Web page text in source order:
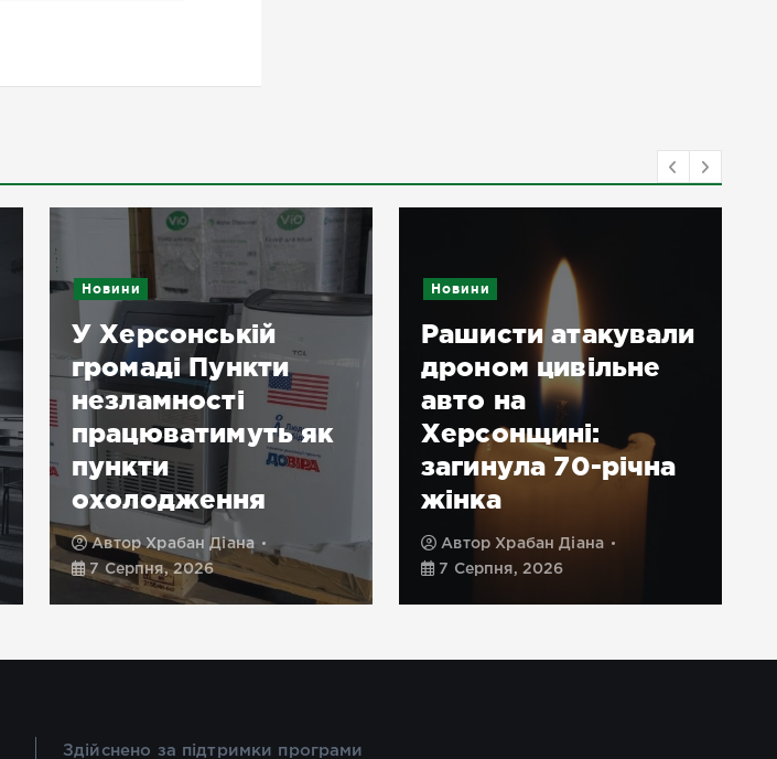
Новини
У Херсонській
громаді Пункти
незламності
працюватимуть як
пункти
охолодження
АвторХрабан Діана
7 Серпня, 2026
Новини
Рашисти атакували
дроном цивільне
авто на
Херсонщині:
загинула 70-річна
жінка
Автор Храбан Діана
7 Серпня, 2026
Здійснено за підтримки програми